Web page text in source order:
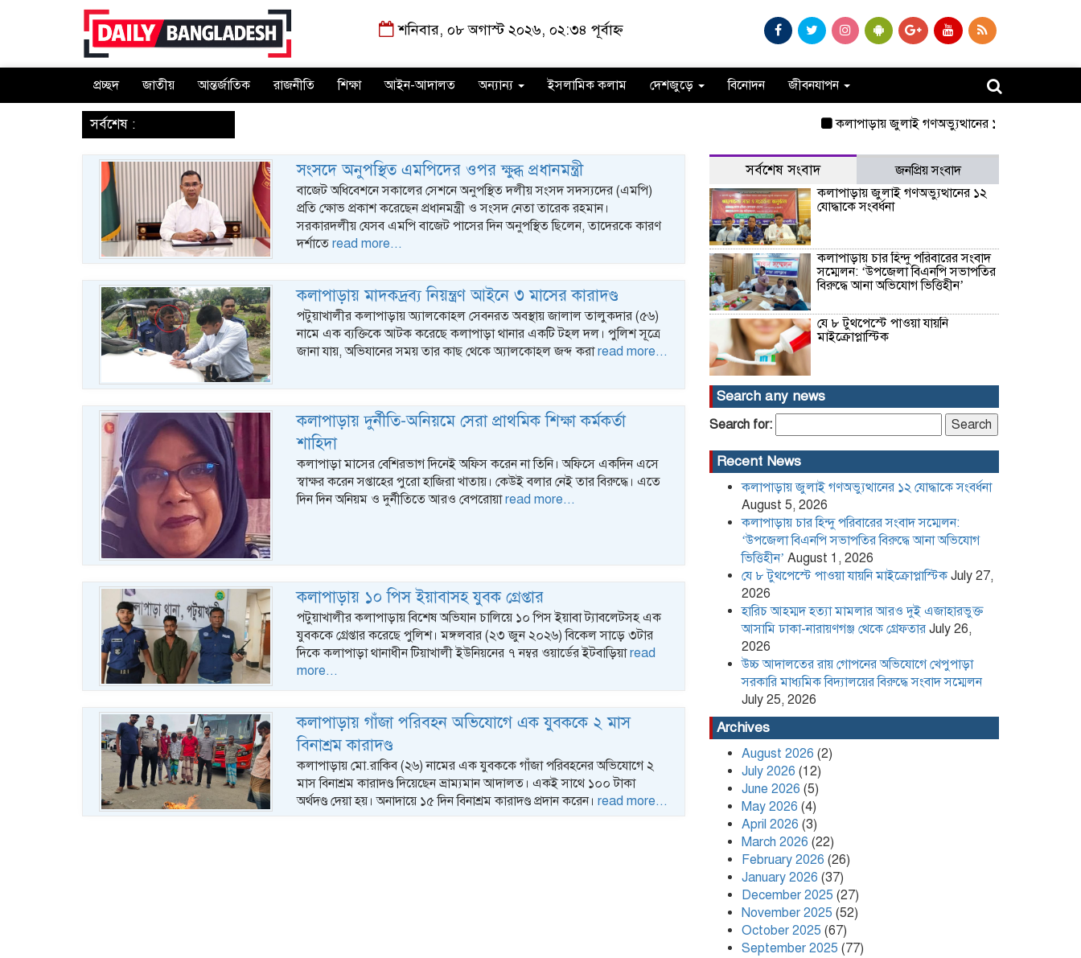
শনিবার, ০৮ অগাস্ট ২০২৬, ০২:৩৪ পূর্বাহ্ন
প্রচ্ছদ জাতীয় আন্তর্জাতিক রাজনীতি শিক্ষা আইন-আদালত অন্যান্য ইসলামিক কলাম দেশজুড়ে বিনোদন জীবনযাপন
‌ সর্বশেষ : কলাপাড়ায় জুলাই গণঅভ্যুত্থানের ১২ যোদ্ধাকে সংবর্ধনা
সংসদে অনুপস্থিত এমপিদের ওপর ক্ষুব্ধ প্রধানমন্ত্রী
বাজেট অধিবেশনে সকালের সেশনে অনুপস্থিত দলীয় সংসদ সদস্যদের (এমপি)
প্রতি ক্ষোভ প্রকাশ করেছেন প্রধানমন্ত্রী ও সংসদ নেতা তারেক রহমান।
সরকারদলীয় যেসব এমপি বাজেট পাসের দিন অনুপস্থিত ছিলেন, তাদেরকে কারণ
দর্শাতে read more...
কলাপাড়ায় মাদকদ্রব্য নিয়ন্ত্রণ আইনে ৩ মাসের কারাদণ্ড
পটুয়াখালীর কলাপাড়ায় অ্যালকোহল সেবনরত অবস্থায় জালাল তালুকদার (৫৬)
নামে এক ব্যক্তিকে আটক করেছে কলাপাড়া থানার একটি টহল দল। পুলিশ সূত্রে
জানা যায়, অভিযানের সময় তার কাছ থেকে অ্যালকোহল জব্দ করাread more...
কলাপাড়ায় দুর্নীতি-অনিয়মে সেরা প্রাথমিক শিক্ষা কর্মকর্তা
শাহিদা
কলাপাড়া মাসের বেশিরভাগ দিনেই অফিস করেন না তিনি। অফিসে একদিন এসে
স্বাক্ষর করেন সপ্তাহের পুরো হাজিরা খাতায়। কেউই বলার নেই তার বিরুদ্ধে। এতে
দিন দিন অনিয়ম ও দুর্নীতিতে আরও বেপরোয়াread more...
কলাপাড়ায় ১০ পিস ইয়াবাসহ যুবক গ্রেপ্তার
পটুয়াখালীর কলাপাড়ায় বিশেষ অভিযান চালিয়ে ১০ পিস ইয়াবা ট্যাবলেটসহ এক
যুবককে গ্রেপ্তার করেছে পুলিশ। মঙ্গলবার (২৩ জুন ২০২৬) বিকেল সাড়ে ৩টার
দিকে কলাপাড়া থানাধীন টিয়াখালী ইউনিয়নের ৭ নম্বর ওয়ার্ডের ইটবাড়িয়াread
more...
কলাপাড়ায় গাঁজা পরিবহন অভিযোগে এক যুবককে ২ মাস
বিনাশ্রম কারাদণ্ড
কলাপাড়ায় মো.রাকিব (২৬) নামের এক যুবককে গাঁজা পরিবহনের অভিযোগে ২
মাস বিনাশ্রম কারাদণ্ড দিয়েছেন ভ্রাম্যমান আদালত। একই সাথে ১০০ টাকা
অর্থদণ্ড দেয়া হয়। অনাদায়ে ১৫ দিন বিনাশ্রম কারাদণ্ড প্রদান করেন। read more...
সর্বশেষ সংবাদ
জনপ্রিয় সংবাদ
কলাপাড়ায় জুলাই গণঅভ্যুত্থানের ১২
যোদ্ধাকে সংবর্ধনা
কলাপাড়ায় চার হিন্দু পরিবারের সংবাদ
সম্মেলন: ‘উপজেলা বিএনপি সভাপতির
বিরুদ্ধে আনা অভিযোগ ভিত্তিহীন’
যে ৮ টুথপেস্টে পাওয়া যায়নি
মাইক্রোপ্লাস্টিক
হারিচ আহম্মদ হত্যা মামলার আরও দুই
এজাহারভুক্ত আসামি ঢাকা-নারায়ণগঞ্জ
থেকে গ্রেফতার
উচ্চ আদালতের রায় গোপনের
বিদ্যালয়ের বিরুদ্ধে সংবাদ সম্মেলন
কলাপাড়া সাংবাদিক ইউনিয়নের
২০২৬-২০২৭ কমিটি গঠন
পদত্যাগ করলেন রাষ্ট্রপতি
বিদ্যালয়ের ভারপ্রাপ্ত প্রধান শিক্ষকসহ ২
জনের বিরুদ্ধে চাঁদাবাজির মামলা
Content Creator and NCP
Land Grabbing and Extortion
কলাপাড়ায় ৪০ পিস ইয়াবা সহ এক
যুবক গ্রেপ্তার
Search any news
Search for:
Recent News
কলাপাড়ায় জুলাই গণঅভ্যুত্থানের ১২ যোদ্ধাকে সংবর্ধনা
August 5, 2026
কলাপাড়ায় চার হিন্দু পরিবারের সংবাদ সম্মেলন:
‘উপজেলা বিএনপি সভাপতির বিরুদ্ধে আনা অভিযোগ
ভিত্তিহীন’ August 1, 2026
যে ৮ টুথপেস্টে পাওয়া যায়নি মাইক্রোপ্লাস্টিক July 27,
2026
হারিচ আহম্মদ হত্যা মামলার আরও দুই এজাহারভুক্ত
আসামি ঢাকা-নারায়ণগঞ্জ থেকে গ্রেফতার July 26,
2026
উচ্চ আদালতের রায় গোপনের অভিযোগে খেপুপাড়া
সরকারি মাধ্যমিক বিদ্যালয়ের বিরুদ্ধে সংবাদ সম্মেলন
July 25, 2026
Archives
August 2026 (2)
July 2026 (12)
June 2026 (5)
May 2026 (4)
April 2026 (3)
March 2026 (22)
February 2026 (26)
January 2026 (37)
December 2025 (27)
November 2025 (52)
October 2025 (67)
September 2025 (77)